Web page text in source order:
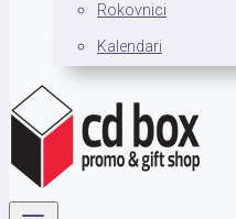
Rokovnici
Kalendari